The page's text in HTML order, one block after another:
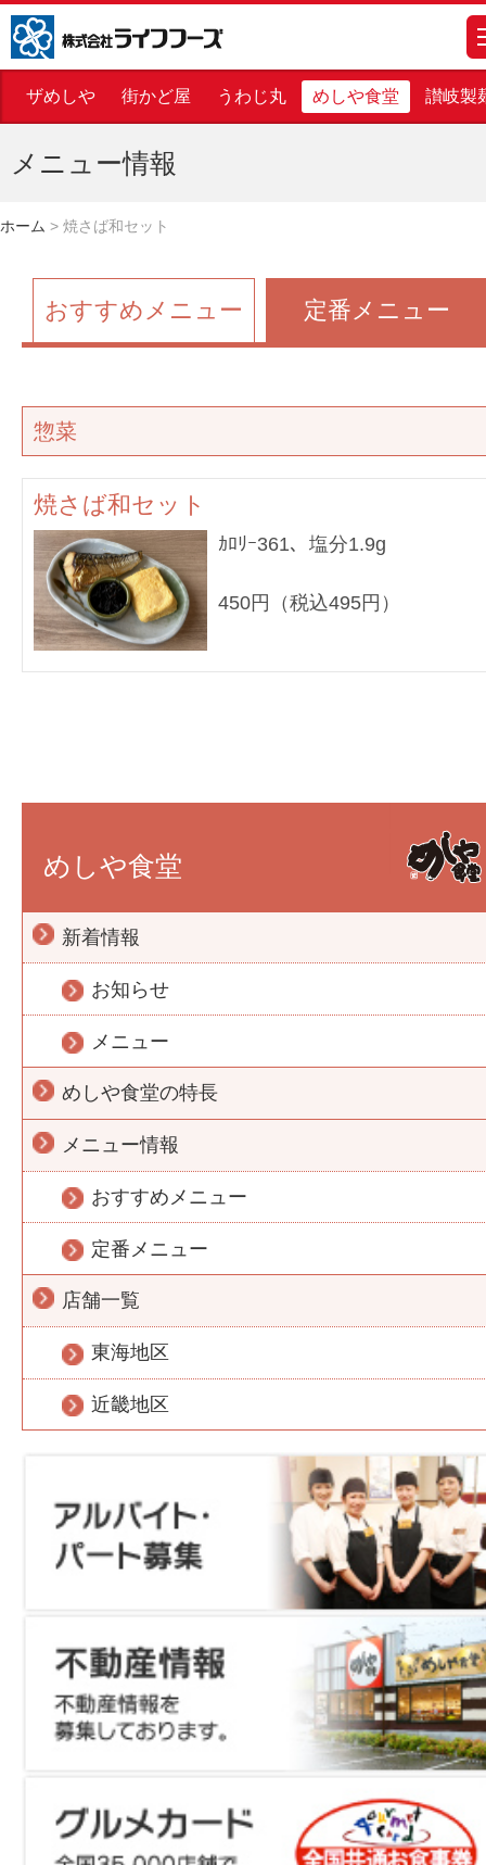
株式会社ライフフーズ
ザめしや 街かど屋 うわじ丸 めしや食堂 讃岐製
メニュー情報
ホーム > 焼さば和セット
おすすめメニュー 定番メニュー
惣菜
焼さば和セット
ｶﾛﾘｰ361、塩分1.9g
450円（税込495円）
めしや食堂
新着情報
お知らせ
メニュー
めしや食堂の特長
メニュー情報
おすすめメニュー
定番メニュー
店舗一覧
東海地区
近畿地区